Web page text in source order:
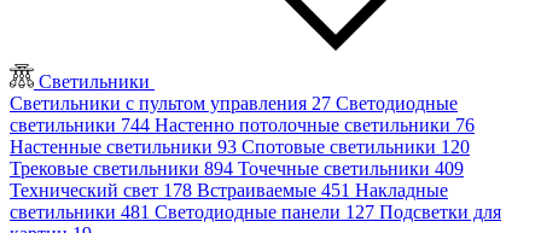
Светильники
Светильники с пультом управления 27 Светодиодные
светильники 744 Настенно потолочные светильники 76
Настенные светильники 93 Спотовые светильники 120
Трековые светильники 894 Точечные светильники 409
Технический свет 178 Встраиваемые 451 Накладные
светильники 481 Светодиодные панели 127 Подсветки для